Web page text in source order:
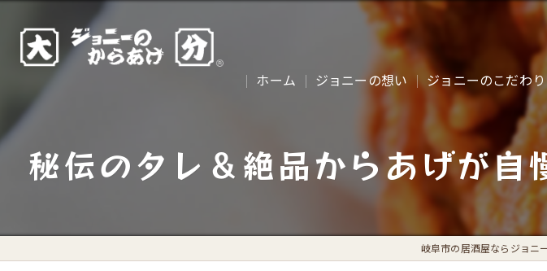
ホーム ジョニーの想い ジョニーのこだわり
秘伝のタレ＆絶品からあげが
岐阜市の居酒屋ならジョニ